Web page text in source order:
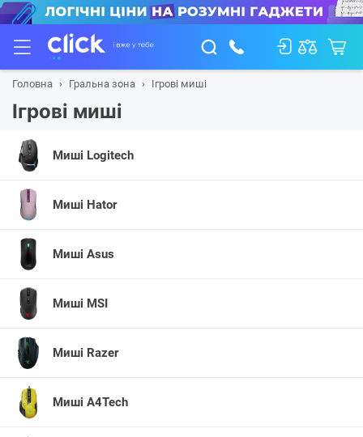
Головна Гральна зона Ігрові миші
Ігрові миші
Миші Logitech
Миші Hator
Миші Asus
Миші MSI
Миші Razer
Миші A4Tech